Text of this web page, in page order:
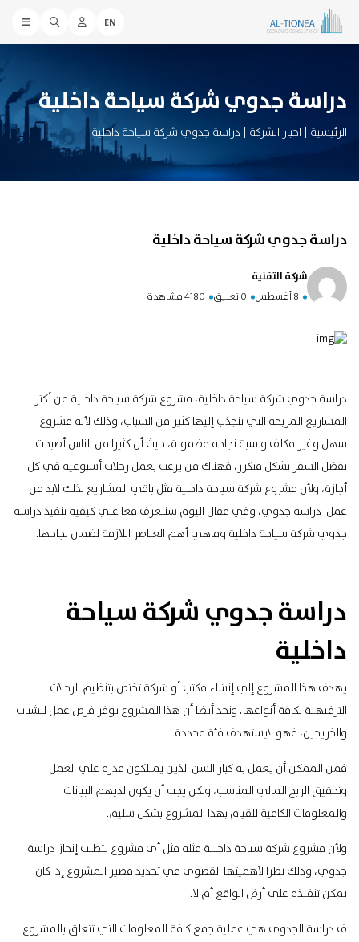
EN
دراسة جدوي شركة سياحة داخلية
الرئيسية | اخبار الشركة | دراسة جدوي شركة سياحة داخلية
دراسة جدوي شركة سياحة داخلية
شركة التقنية
8 أغسطس 0 تعليق 4180 مشاهدة
دراسة جدوي شركة سياحة داخلية، مشروع شركة سياحة داخلية من أكثر
المشاريع المربحة التي تنجذب إليها كثير من الشباب، وذلك لأنه مشروع
سهل وغير مكلف ونسبة نجاحه مضمونة، حيث أن كثيرا من الناس أصبحت
تفضل السفر بشكل متكرر، فهناك من يرغب بعمل رحلات أسبوعية في كل
أجازة، ولأن مشروع شركة سياحة داخلية مثل باقي المشاريع لذلك لابد من
عمل دراسة جدوي، وفي مقال اليوم سنتعرف معا علي كيفية تنفيذ دراسة
جدوي شركة سياحة داخلية وماهي أهم العناصر اللازمة لضمان نجاحها.
دراسة جدوي شركة سياحة
داخلية
يهدف هذا المشروع إلي إنشاء مكتب أو شركة تختص بتنظيم الرحلات
الترفيهية بكافة أنواعها، ونجد أيضا أن هذا المشروع يوفر فرص عمل للشباب
والخريجين، فهو لايستهدف فئة محددة.
فمن الممكن أن يعمل به كبار السن الذين يمتلكون قدرة علي العمل
وتحقيق الربح المالي المناسب، ولكن يجب أن يكون لديهم البيانات
والمعلومات الكافية للقيام بهذا المشروع بشكل سليم.
ولأن مشروع شركة سياحة داخلية مثله مثل أي مشروع يتطلب إنجاز دراسة
جدوي، وذلك نظرا لأهميتها القصوى في تحديد مصير المشروع إذا كان
يمكن تنفيذه علي أرض الواقع أم لا.
ف دراسة الجدوى هي عملية جمع كافة المعلومات التي تتعلق بالمشروع